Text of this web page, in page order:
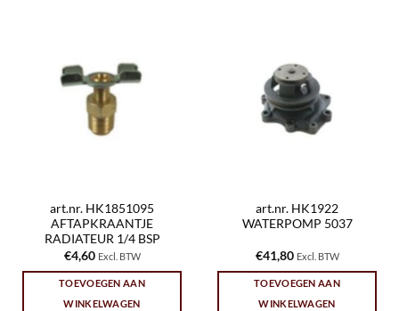
art.nr. HK1851095
AFTAPKRAANTJE
RADIATEUR 1/4 BSP
€4,60 Excl. BTW
TOEVOEGEN AAN
WINKELWAGEN
art.nr. HK1922
WATERPOMP 5037
€41,80 Excl. BTW
TOEVOEGEN AAN
WINKELWAGEN